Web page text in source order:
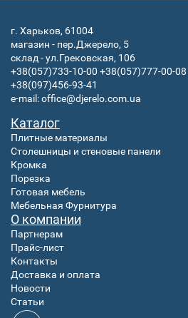
г. Харьков, 61004
магазин - пер.Джерело, 5
склад - ул.Грековская, 106
+38(057)733-10-00 +38(057)777-00-08
+38(097)456-93-41
e-mail:office@djerelo.com.ua
Каталог
Плитные материалы
Столешницы и стеновые панели
Кромка
Порезка
Готовая мебель
Мебельная Фурнитура
О компании
Партнерам
Прайс-лист
Контакты
Доставка и оплата
Новости
Статьи